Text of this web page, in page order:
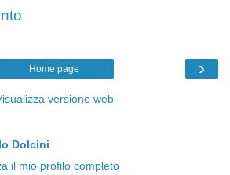
›
Home page
versione web
Dolcini
il mio profilo completo